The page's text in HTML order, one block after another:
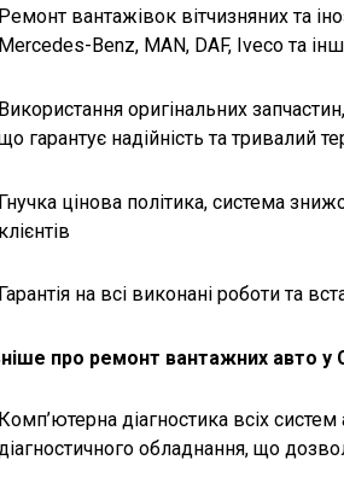
Ремонт вантажівок вітчизняних та
Mercedes-Benz, MAN, DAF, Iveco та
Використання оригінальних
гарантує надійність та тривалий
Гнучка цінова політика, система
клієнтів
Гарантія на всі виконані роботи та
про ремонт вантажних авто у
Комп’ютерна діагностика всіх
обладнання, що